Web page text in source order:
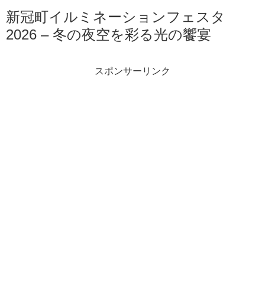
新冠町イルミネーションフェスタ
2026 – 冬の夜空を彩る光の饗宴
スポンサーリンク